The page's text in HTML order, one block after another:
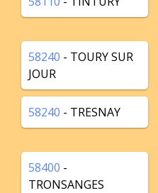
58240 - TOURY SUR
JOUR
58240 - TRESNAY
58400 -
TRONSANGES